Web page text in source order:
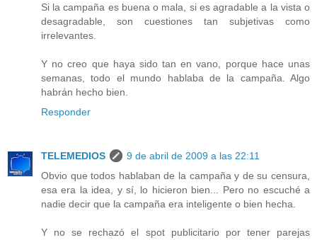
Si la campaña es buena o mala, si es agradable a la vista o
desagradable, son cuestiones tan subjetivas como
irrelevantes.
Y no creo que haya sido tan en vano, porque hace unas
semanas, todo el mundo hablaba de la campaña. Algo
habrán hecho bien.
Responder
TELEMEDIOS
9 de abril de 2009 a las 22:11
Obvio que todos hablaban de la campaña y de su censura,
esa era la idea, y sí, lo hicieron bien... Pero no escuché a
nadie decir que la campaña era inteligente o bien hecha.
Y no se rechazó el spot publicitario por tener parejas